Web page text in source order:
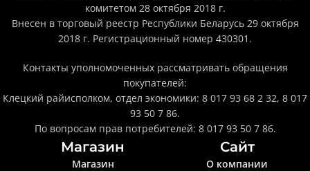
комитетом 28 октября 2018 г.
Внесен в торговый реестр Республики Беларусь 29 октября
2018 г. Регистрационный номер 430301.
Контакты уполномоченных рассматривать обращения
покупателей:
Клецкий райисполком, отдел экономики: 8 017 93 68 2 32, 8 017
93 50 7 86.
По вопросам прав потребителей: 8 017 93 50 7 86.
Магазин
Магазин
Сайт
О компании